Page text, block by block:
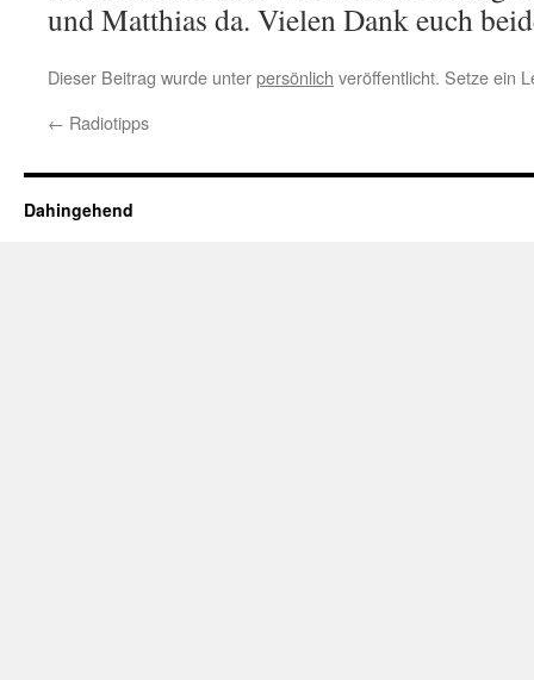
und Matthias da. Vielen Dank euch
Dieser Beitrag wurde unterpersönlich veröffentlicht. Setze ein
← Radiotipps
Dahingehend